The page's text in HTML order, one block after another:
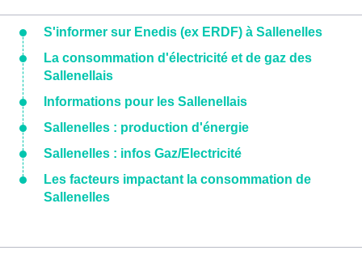
S'informer sur Enedis (ex ERDF) à Sallenelles
La consommation d'électricité et de gaz des
Sallenellais
Informations pour les Sallenellais
Sallenelles : production d'énergie
Sallenelles : infos Gaz/Electricité
Les facteurs impactant la consommation de
Sallenelles